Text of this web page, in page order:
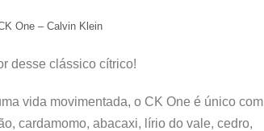
One – Calvin Klein
desse clássico cítrico!
vida movimentada, o CK One é único com
cardamomo, abacaxi, lírio do vale, cedro,